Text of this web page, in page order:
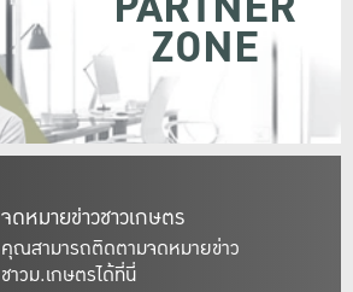
จดหมายข่าวชาวเกษตร
คุณสามารถติดตามจดหมายข่าว
ชาวม.เกษตรได้ที่นี่
ZONE